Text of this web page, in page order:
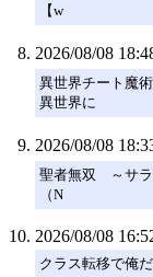
【w
2026/08/08
異世界チート魔
異世界に
2026/08/08
聖者無双 ～サラ
（N
2026/08/08
クラス転移で俺